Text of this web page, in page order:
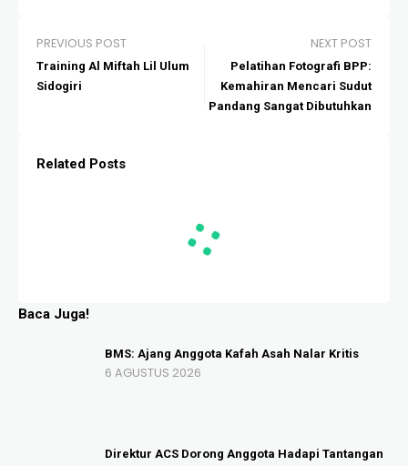
PREVIOUS POST
Training Al Miftah Lil Ulum
Sidogiri
NEXT POST
Pelatihan Fotografi BPP:
Kemahiran Mencari Sudut
Pandang Sangat Dibutuhkan
Related Posts
Baca Juga!
BMS: Ajang Anggota Kafah Asah Nalar Kritis
6 AGUSTUS 2026
Direktur ACS Dorong Anggota Hadapi Tantangan